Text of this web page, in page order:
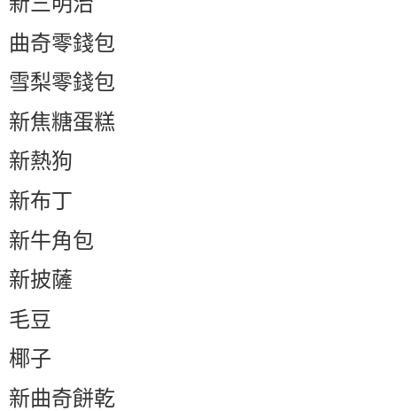
曲奇零錢包
雪梨零錢包
新焦糖蛋糕
新熱狗
新布丁
新牛角包
新披薩
毛豆
椰子
新曲奇餅乾